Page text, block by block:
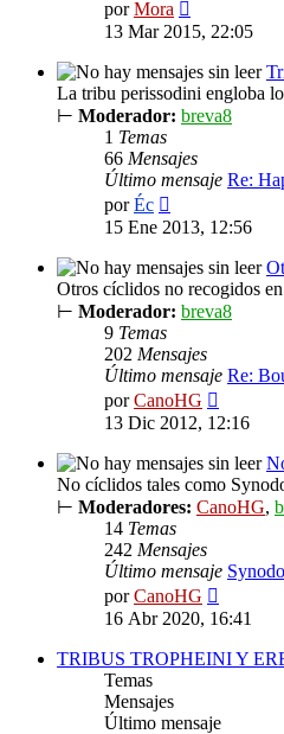
porMora
último
mensaje
13 Mar 2015, 22:05
La tribu perissodini engloba
⊢ Moderador: breva8
1 Temas
66 Mensajes
Último mensaje Re:
porÉc
último
mensaje
15 Ene 2013, 12:56
Otros cíclidos no recogidos
⊢ Moderador: breva8
9 Temas
202 Mensajes
Último mensaje Re:
porCanoHG
último
13 Dic 2012, 12:16
No cíclidos tales como
⊢ Moderadores: CanoHG,
14 Temas
242 Mensajes
Último mensaje
porCanoHG
último
16 Abr 2020, 16:41
TRIBUS TROPHEINI Y
Temas
Mensajes
Último mensaje